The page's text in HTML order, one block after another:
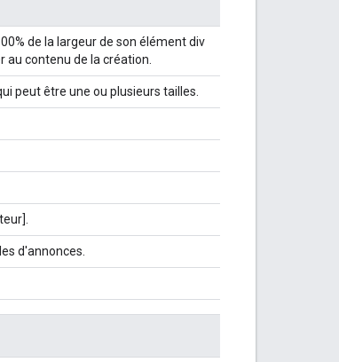
de la largeur de son élément div
contenu de la création.
peut être une ou plusieurs tailles.
d'annonces.